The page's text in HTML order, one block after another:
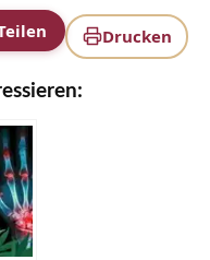
Drucken